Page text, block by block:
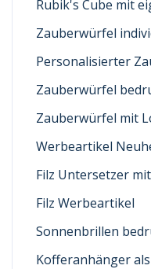
Rubik's Cube mit
Zauberwürfel
Personalisierter
Zauberwürfel
Zauberwürfel mit
Werbeartikel
Filz Untersetzer
Filz Werbeartikel
Sonnenbrillen
Kofferanhänger